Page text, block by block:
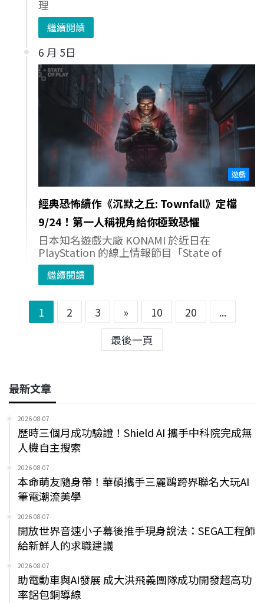
理
繼續閱讀
6 月 5日
遊戲
經典恐怖續作《沉默之丘: Townfall》定檔
9/24！第一人稱視角給你極致恐懼
日本知名遊戲大廠 KONAMI 於近日在
PlayStation 的線上情報節目「State of
繼續閱讀
1 2 3 » 10 20
...
最後一頁
最新文章
2026-08-07
歷時三個月成功驗證！Shield AI 攜手中科院完成無
人機自主搜索
2026-08-07
本命萌友隨身帶！華碩攜手三麗鷗跨界聯名大玩AI
筆電潮流美學
2026-08-07
開放世界音速小子幕後推手現身說法：SEGA工程師
給新鮮人的求職建議
2026-08-07
助電動車與AI發展 成大洪飛義團隊成功開發超高功
率鋁包銅導線